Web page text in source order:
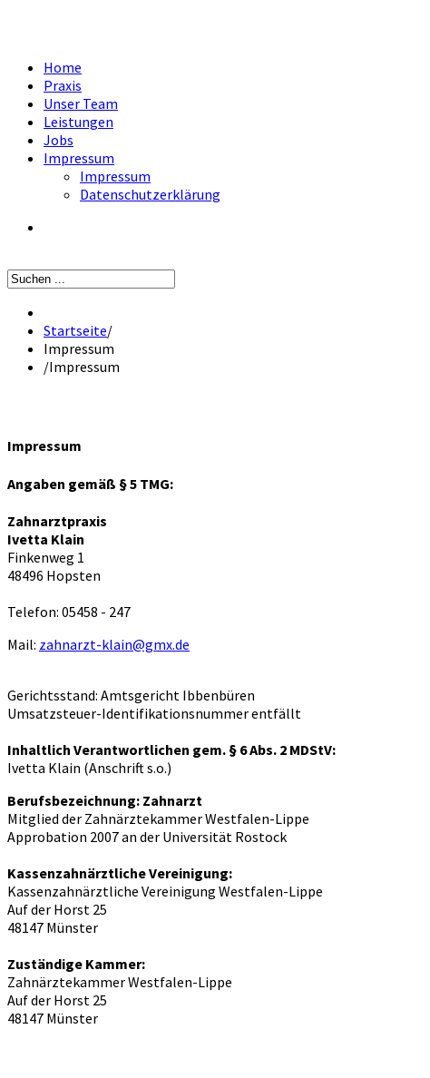
Home
Praxis
Unser Team
Leistungen
Jobs
Impressum
Impressum
Datenschutzerklärung
Startseite/
Impressum
/Impressum
Impressum
Angaben gemäß § 5 TMG:
Zahnarztpraxis
Ivetta Klain
Finkenweg 1
48496 Hopsten
Telefon: 05458 - 247
Mail: zahnarzt-klain@gmx.de
Gerichtsstand: Amtsgericht Ibbenbüren
Umsatzsteuer-Identifikationsnummer entfällt
Inhaltlich Verantwortlichen gem. § 6 Abs. 2 MDStV:
Ivetta Klain (Anschrift s.o.)
Berufsbezeichnung: Zahnarzt
Mitglied der Zahnärztekammer Westfalen-Lippe
Approbation 2007 an der Universität Rostock
Kassenzahnärztliche Vereinigung:
Kassenzahnärztliche Vereinigung Westfalen-Lippe
Auf der Horst 25
48147 Münster
Zuständige Kammer:
Zahnärztekammer Westfalen-Lippe
Auf der Horst 25
48147 Münster